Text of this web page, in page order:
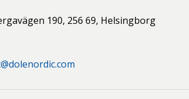
190, 256 69, Helsingborg